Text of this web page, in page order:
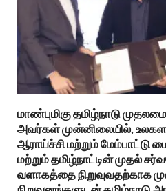
மாண்புமிகு தமிழ்நாடு
அவர்கள் முன்னிலையில்,
ஆராய்ச்சி மற்றும் மேம்பாட்டு
மற்றும் தமிழ்நாட்டின் முதல்
வளாகத்தை நிறுவுவதற்காக